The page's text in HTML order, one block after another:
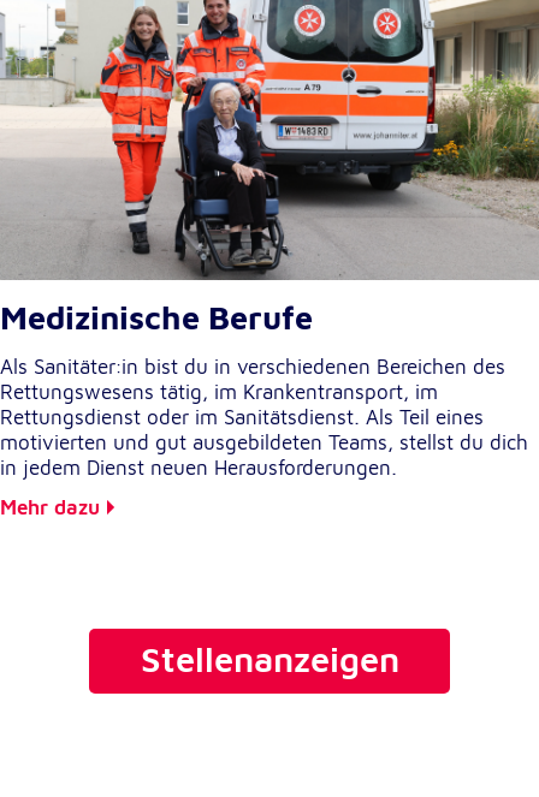
Medizinische Berufe
Als Sanitäter:in bist du in verschiedenen Bereichen des
Rettungswesens tätig, im Krankentransport, im
Rettungsdienst oder im Sanitätsdienst. Als Teil eines
motivierten und gut ausgebildeten Teams, stellst du dich
in jedem Dienst neuen Herausforderungen.
Mehr dazu
Stellenanzeigen
Externe Dienste
Um Inhalte von Videoplattformen und
Kartendiensten anzeigen zu können, werden von
diesen externen Diensten Cookies gesetzt.
YouTube
Anbieter:
Google LLC
Zweck:
Google Maps
Name:
Einbinden von interaktiven Google Karten